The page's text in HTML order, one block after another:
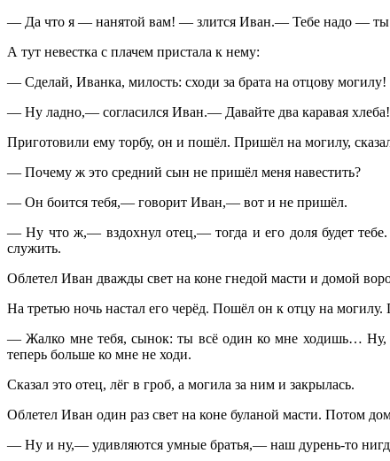
— Да что я — нанятой вам! — злится Иван.— Тебе надо — ты
А тут невестка с плачем пристала к нему:
— Сделай, Иванка, милость: сходи за брата на отцову могилу!
— Ну ладно,— согласился Иван.— Давайте два каравая хлеба!
Приготовили ему торбу, он и пошёл. Пришёл на могилу,
— Почему ж это средний сын не пришёл меня навестить?
— Он боится тебя,— говорит Иван,— вот и не пришёл.
— Ну что ж,— вздохнул отец,— тогда и его доля будет
служить.
Облетел Иван дважды свет на коне гнедой масти и домой
На третью ночь настал его черёд. Пошёл он к отцу на могилу.
— Жалко мне тебя, сынок: ты всё один ко мне ходишь… Ну,
теперь больше ко мне не ходи.
Сказал это отец, лёг в гроб, а могила за ним и закрылась.
Облетел Иван один раз свет на коне буланой масти. Потом
— Ну и ну,— удивляются умные братья,— наш дурень-то